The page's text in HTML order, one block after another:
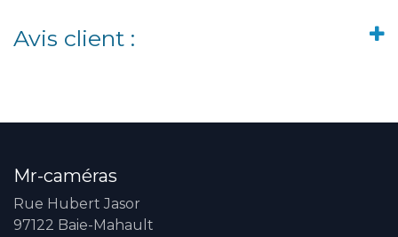
Avis client :
Mr-caméras
Rue Hubert Jasor
97122 Baie-Mahault